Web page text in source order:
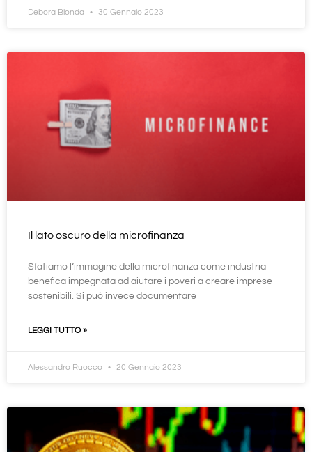
Debora Bionda 30 Gennaio 2023
Il lato oscuro della microfinanza
Sfatiamo l’immagine della microfinanza come industria
benefica impegnata ad aiutare i poveri a creare imprese
sostenibili. Si può invece documentare
LEGGI TUTTO »
Alessandro Ruocco 20 Gennaio 2023